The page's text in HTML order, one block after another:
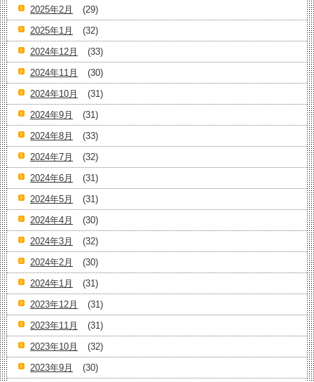
2025年2月
(29)
2025年1月
(32)
2024年12月
(33)
2024年11月
(30)
2024年10月
(31)
2024年9月
(31)
2024年8月
(33)
2024年7月
(32)
2024年6月
(31)
2024年5月
(31)
2024年4月
(30)
2024年3月
(32)
2024年2月
(30)
2024年1月
(31)
2023年12月
(31)
2023年11月
(31)
2023年10月
(32)
2023年9月
(30)